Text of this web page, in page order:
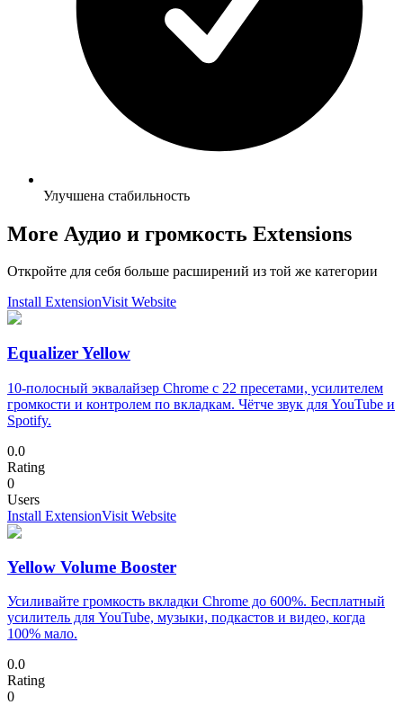
Улучшена стабильность
More Аудио и громкость Extensions
Откройте для себя больше расширений из той же категории
Install ExtensionVisit Website
Equalizer Yellow
10-полосный эквалайзер Chrome с 22 пресетами, усилителем
громкости и контролем по вкладкам. Чётче звук для YouTube и
Spotify.
0.0
Rating
0
Users
Install ExtensionVisit Website
Yellow Volume Booster
Усиливайте громкость вкладки Chrome до 600%. Бесплатный
усилитель для YouTube, музыки, подкастов и видео, когда
100% мало.
0.0
Rating
0